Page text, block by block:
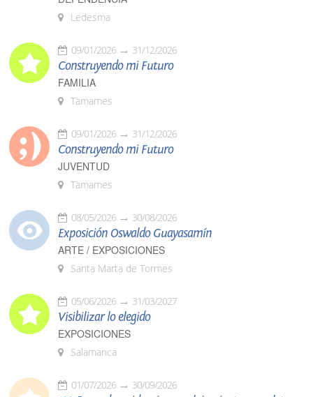
Ledesma
09/01/2026 31/12/2026
Construyendo mi Futuro
FAMILIA
Tamames
09/01/2026 31/12/2026
Construyendo mi Futuro
JUVENTUD
Tamames
08/05/2026 30/08/2026
Exposición Oswaldo Guayasamín
ARTE / EXPOSICIONES
Santa Marta de Tormes
05/06/2026 31/03/2027
Visibilizar lo elegido
EXPOSICIONES
Salamanca
01/07/2026 30/09/2026